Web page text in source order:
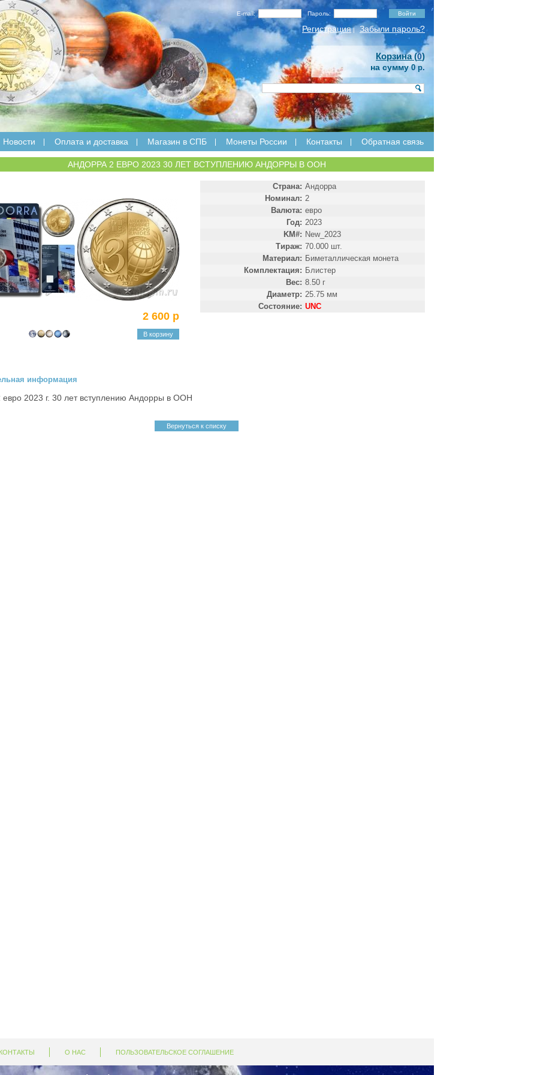
E-mail: Пароль:
Регистрация| Забыли пароль?
Корзина (0)
на сумму0 р.
Новости Оплата и доставка Магазин в СПБ Монеты России Контакты Обратная связь
АНДОРРА 2 ЕВРО 2023 30 ЛЕТ ВСТУПЛЕНИЮ АНДОРРЫ В ООН
2 600 р
В корзину
Страна: Андорра
Номинал: 2
Валюта: евро
Год: 2023
KM#: New_2023
Тираж: 70.000 шт.
Материал: Биметаллическая монета
Комплектация: Блистер
Вес: 8.50 г
Диаметр: 25.75 мм
Состояние: UNC
информация
евро 2023 г. 30 лет вступлению Андорры в ООН
Вернуться к списку
КОНТАКТЫ О НАС ПОЛЬЗОВАТЕЛЬСКОЕ СОГЛАШЕНИЕ